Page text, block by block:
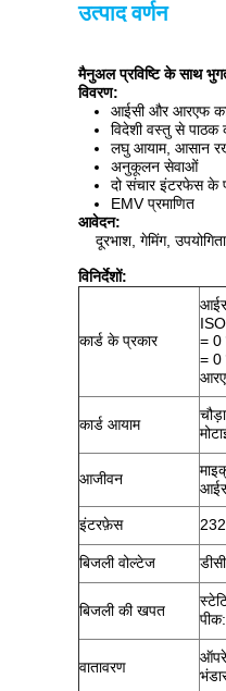
उत्पाद वर्णन
मैनुअल प्रविष्टि के साथ
विवरण:
आईसी और आरएफ
विदेशी वस्तु से पाठक
लघु आयाम, आसान
अनुकूलन सेवाओं
दो संचार इंटरफेस के
EMV प्रमाणित
आवेदन:
दूरभाश, गेमिंग, उपयोगिता
विनिर्देशों:
कार्ड के प्रकार
= 0
= 0
कार्ड आयाम
आजीवन
इंटरफ़ेस
बिजली वोल्टेज
बिजली की खपत
वातावरण